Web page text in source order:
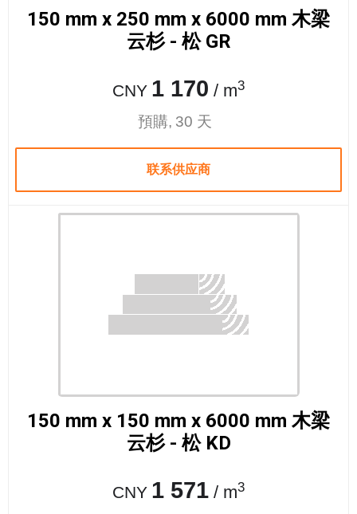
150 mm x 250 mm x 6000 mm 木梁
云杉 - 松 GR
CNY 1 170 / m3
預購, 30 天
联系供应商
150 mm x 150 mm x 6000 mm 木梁
云杉 - 松 KD
CNY 1 571 / m3